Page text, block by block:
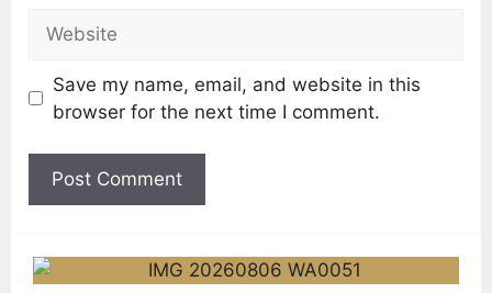
Save my name, email, and website in this
browser for the next time I comment.